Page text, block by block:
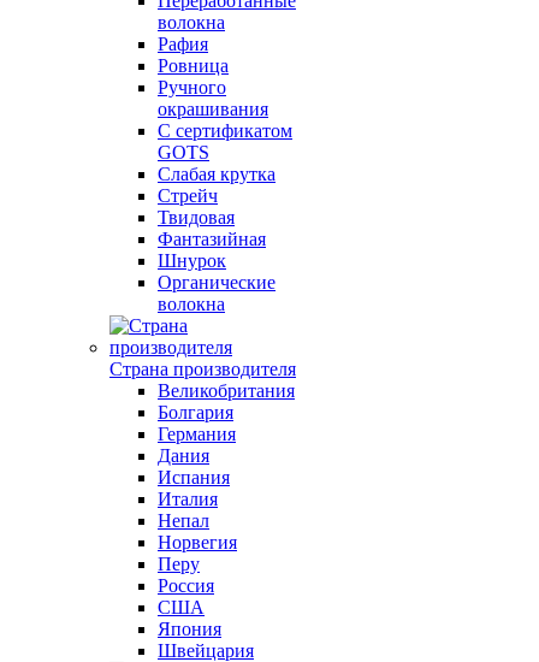
волокна
Рафия
Ровница
Ручного
окрашивания
С сертификатом
GOTS
Слабая крутка
Стрейч
Твидовая
Фантазийная
Шнурок
Органические
волокна
Страна производителя
Великобритания
Болгария
Германия
Дания
Испания
Италия
Непал
Норвегия
Перу
Россия
США
Япония
Швейцария